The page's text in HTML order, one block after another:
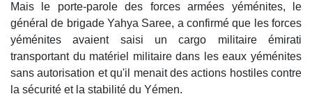
Mais le porte-parole des forces armées yéménites, le
général de brigade Yahya Saree, a confirmé que les forces
yéménites avaient saisi un cargo militaire émirati
transportant du matériel militaire dans les eaux yéménites
sans autorisation et qu'il menait des actions hostiles contre
la sécurité et la stabilité du Yémen.